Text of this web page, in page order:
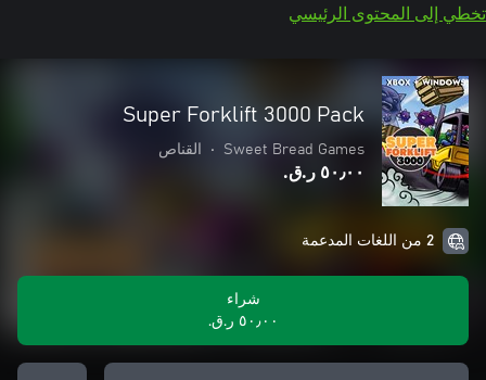
تخطي إلى المحتوى الرئيسي
Super Forklift 3000 Pack
Sweet Bread Games
• القناص
٥٠٫٠٠ ر.ق.‏
2 من اللغات المدعمة
شراء
٥٠٫٠٠ ر.ق.‏